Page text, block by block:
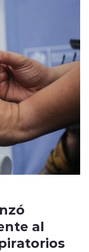
al